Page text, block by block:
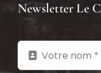
Newsletter Le